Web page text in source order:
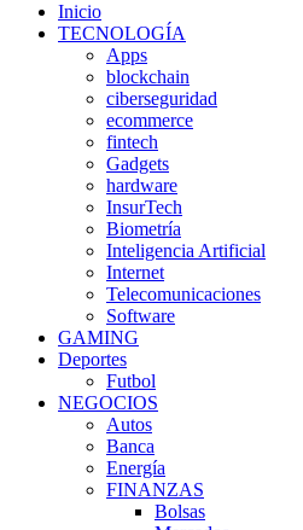
Inicio
TECNOLOGÍA
Apps
blockchain
ciberseguridad
ecommerce
fintech
Gadgets
hardware
InsurTech
Biometría
Inteligencia Artificial
Internet
Telecomunicaciones
Software
GAMING
Deportes
Futbol
NEGOCIOS
Autos
Banca
Energía
FINANZAS
Bolsas